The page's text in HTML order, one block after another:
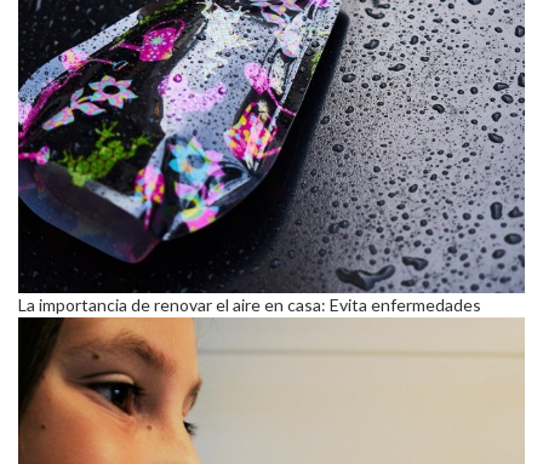
La importancia de renovar el aire en casa: Evita enfermedades